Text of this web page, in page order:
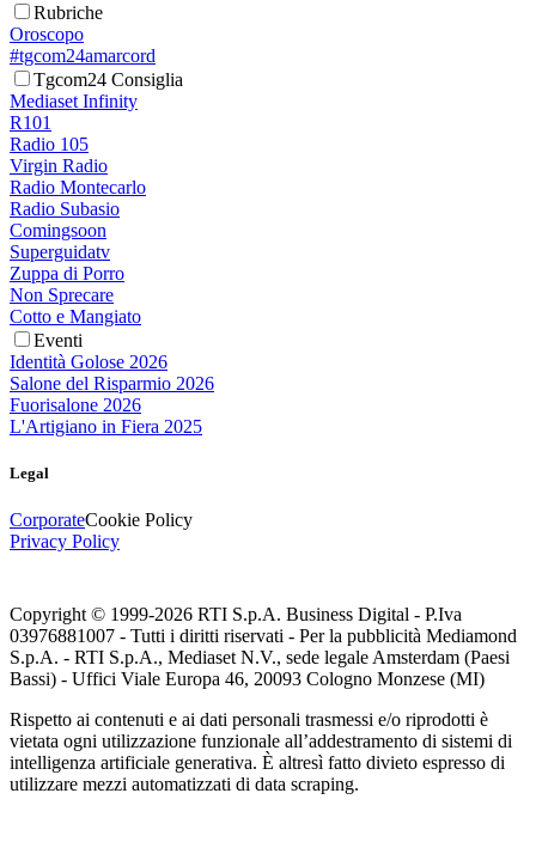
Rubriche
Oroscopo
#tgcom24amarcord
Tgcom24 Consiglia
Mediaset Infinity
R101
Radio 105
Virgin Radio
Radio Montecarlo
Radio Subasio
Comingsoon
Superguidatv
Zuppa di Porro
Non Sprecare
Cotto e Mangiato
Eventi
Identità Golose 2026
Salone del Risparmio 2026
Fuorisalone 2026
L'Artigiano in Fiera 2025
Legal
CorporateCookie Policy
Privacy Policy
Copyright © 1999-2026 RTI S.p.A. Business Digital - P.Iva
03976881007 - Tutti i diritti riservati - Per la pubblicità Mediamond
S.p.A. - RTI S.p.A., Mediaset N.V., sede legale Amsterdam (Paesi
Bassi) - Uffici Viale Europa 46, 20093 Cologno Monzese (MI)
Rispetto ai contenuti e ai dati personali trasmessi e/o riprodotti è
vietata ogni utilizzazione funzionale all’addestramento di sistemi di
intelligenza artificiale generativa. È altresì fatto divieto espresso di
utilizzare mezzi automatizzati di data scraping.